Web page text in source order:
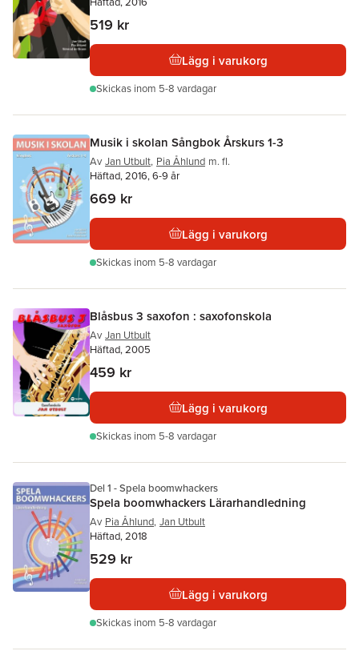
519 kr
Lägg i varukorg
Skickas inom 5-8 vardagar
Musik i skolan Sångbok Årskurs 1-3
Av Jan Utbult, Pia Åhlund m. fl.
Häftad, 2016, 6-9 år
669 kr
Lägg i varukorg
Skickas inom 5-8 vardagar
Blåsbus 3 saxofon : saxofonskola
Av Jan Utbult
Häftad, 2005
459 kr
Lägg i varukorg
Skickas inom 5-8 vardagar
Del 1 - Spela boomwhackers
Spela boomwhackers Lärarhandledning
Av Pia Åhlund, Jan Utbult
Häftad, 2018
529 kr
Lägg i varukorg
Skickas inom 5-8 vardagar